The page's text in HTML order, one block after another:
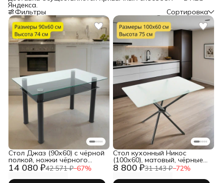
Яндекса.
Фильтры Сортировка
14 080 ₽42 571 ₽−67%
Cтол Джаз (90х60) с чёрной
полкой, ножки чёрного
цвета 8 800 ₽31 143 ₽−72%
Стол кухонный Никос
(100х60), матовый, чёрные
ножки